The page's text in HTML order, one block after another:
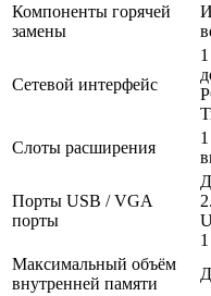
Компоненты горячей
замены
Сетевой интерфейс
Слоты расширения
Порты USB / VGA
порты
Максимальный объём
внутренней памяти